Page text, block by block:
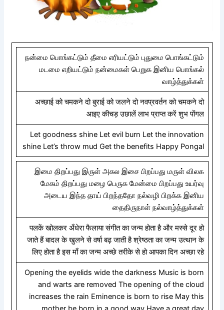
நன்மை பொங்கட்டும் தீமை எரியட்டும் புதுமை பொங்கட்டும்
மடமை எறியட்டும் நன்மைகள் பெறுக இனிய பொங்கல்
வாழ்த்துக்கள்
अच्छाई को चमकने दो बुराई को जलने दो नवप्रवर्तन को चमकने दो
आइए कीचड़ उछालें लाभ प्राप्त करें शुभ पोंगल
Let goodness shine Let evil burn Let the innovation
shine Let’s throw mud Get the benefits Happy Pongal
இமை திறப்பது இருள் அகல இசை பிறப்பது மருள் விலக
மேகம் திறப்பது மழை பெருக மேன்மை பிறப்பது உயர்வு
அடைய இந்த தாய் பிறந்ததோ நல்வழி பிறக்க இனிய
தைதிருநாள் நல்வாழ்த்துக்கள்
पलकें खोलकर अँधेरा फैलाया संगीत का जन्म होता है और मस्से दूर हो
जाते हैं बादल के खुलने से वर्षा बढ़ जाती है श्रेष्ठता का जन्म उत्थान के
लिए होता है इस माँ का जन्म अच्छे तरीके से हो आपका दिन अच्छा रहे
Opening the eyelids wide the darkness Music is born
and warts are removed The opening of the cloud
increases the rain Eminence is born to rise May this